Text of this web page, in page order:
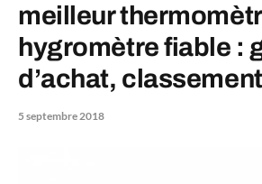
meilleur
hygromètre fiable :
d’achat,
5 septembre 2018